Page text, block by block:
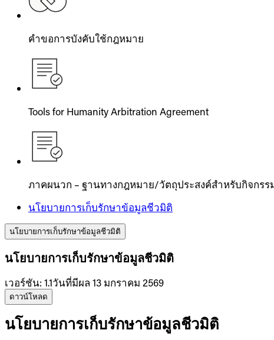
คำขอการบังคับใช้กฎหมาย
Tools for Humanity Arbitration Agreement
ภาคผนวก – ฐานทางกฎหมาย/วัตถุประสงค์สำหรับกิจกรร
นโยบายการเก็บรักษาข้อมูลชีวมิติ
นโยบายการเก็บรักษาข้อมูลชีวมิติ
นโยบายการเก็บรักษาข้อมูลชีวมิติ
เวอร์ชัน: 1.1วันที่มีผล 13 มกราคม 2569
ดาวน์โหลด
นโยบายการเก็บรักษาข้อมูลชีวมิติ